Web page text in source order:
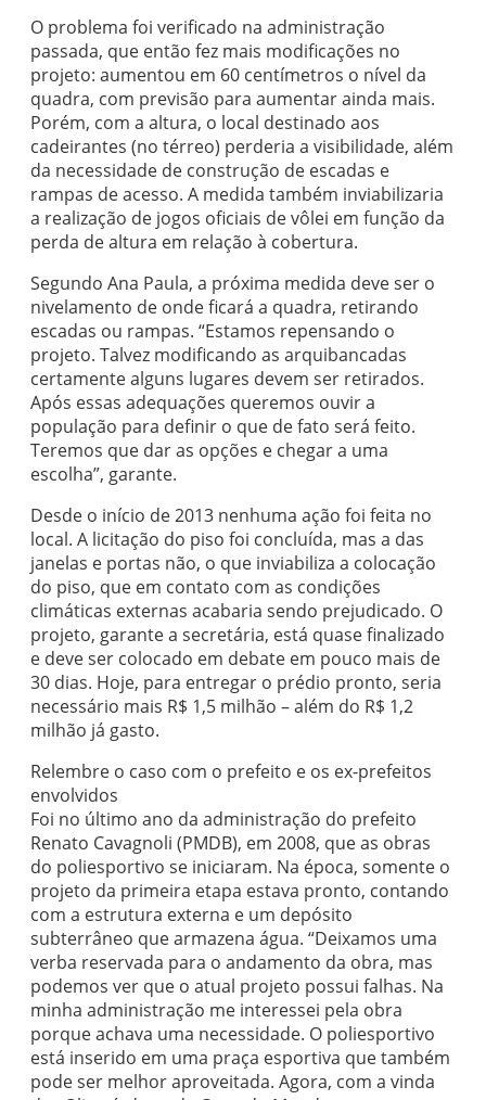
O problema foi verificado na administração
passada, que então fez mais modificações no
projeto: aumentou em 60 centímetros o nível da
quadra, com previsão para aumentar ainda mais.
Porém, com a altura, o local destinado aos
cadeirantes (no térreo) perderia a visibilidade, além
da necessidade de construção de escadas e
rampas de acesso. A medida também inviabilizaria
a realização de jogos oficiais de vôlei em função da
perda de altura em relação à cobertura.
Segundo Ana Paula, a próxima medida deve ser o
nivelamento de onde ficará a quadra, retirando
escadas ou rampas. “Estamos repensando o
projeto. Talvez modificando as arquibancadas
certamente alguns lugares devem ser retirados.
Após essas adequações queremos ouvir a
população para definir o que de fato será feito.
Teremos que dar as opções e chegar a uma
escolha”, garante.
Desde o início de 2013 nenhuma ação foi feita no
local. A licitação do piso foi concluída, mas a das
janelas e portas não, o que inviabiliza a colocação
do piso, que em contato com as condições
climáticas externas acabaria sendo prejudicado. O
projeto, garante a secretária, está quase finalizado
e deve ser colocado em debate em pouco mais de
30 dias. Hoje, para entregar o prédio pronto, seria
necessário mais R$ 1,5 milhão – além do R$ 1,2
milhão já gasto.
Relembre o caso com o prefeito e os ex-prefeitos
envolvidos
Foi no último ano da administração do prefeito
Renato Cavagnoli (PMDB), em 2008, que as obras
do poliesportivo se iniciaram. Na época, somente o
projeto da primeira etapa estava pronto, contando
com a estrutura externa e um depósito
subterrâneo que armazena água. “Deixamos uma
verba reservada para o andamento da obra, mas
podemos ver que o atual projeto possui falhas. Na
minha administração me interessei pela obra
porque achava uma necessidade. O poliesportivo
está inserido em uma praça esportiva que também
pode ser melhor aproveitada. Agora, com a vinda